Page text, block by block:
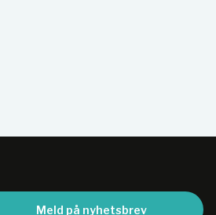
Meld på nyhetsbrev